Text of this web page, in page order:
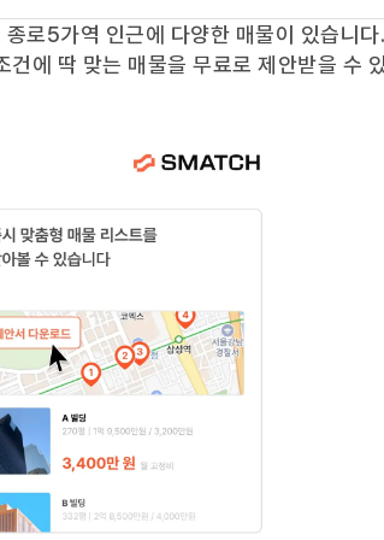
종로5가역 인근에 다양한 매물이 있습니
에 딱 맞는 매물을 무료로 제안받을 수